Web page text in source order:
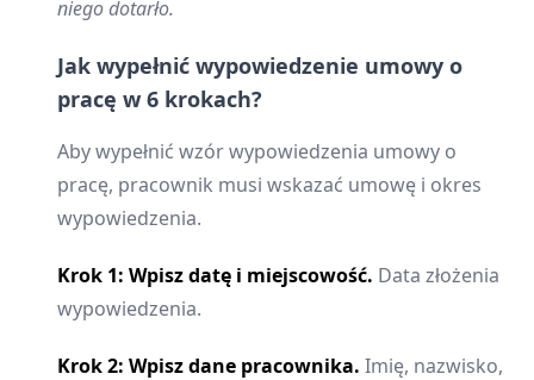
niego dotarło.
Jak wypełnić wypowiedzenie umowy o
pracę w 6 krokach?
Aby wypełnić wzór wypowiedzenia umowy o
pracę, pracownik musi wskazać umowę i okres
wypowiedzenia.
Krok 1: Wpisz datę i miejscowość. Data złożenia
wypowiedzenia.
Krok 2: Wpisz dane pracownika. Imię, nazwisko,